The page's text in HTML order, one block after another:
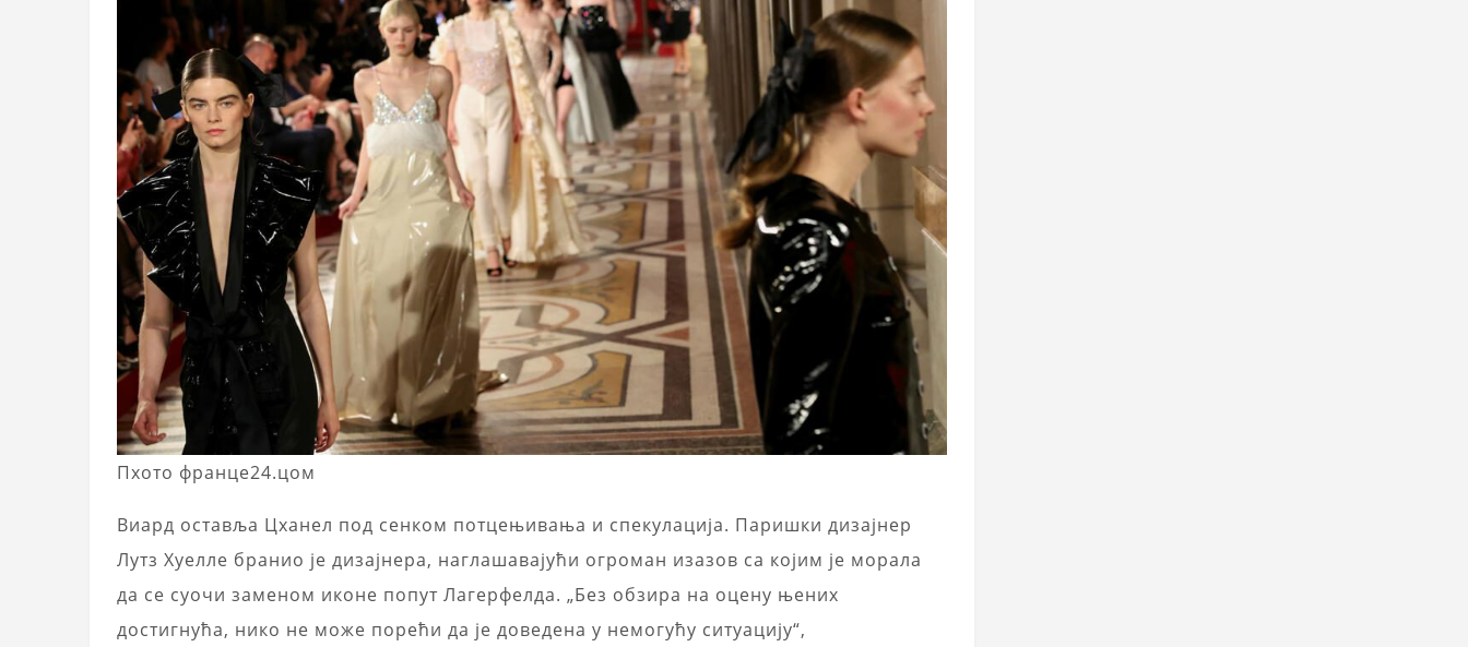
Пхото франце24.цом
Виард оставља Цханел под сенком потцењивања и спекулација. Паришки дизајнер
Лутз Хуелле бранио је дизајнера, наглашавајући огроман изазов са којим је морала
да се суочи заменом иконе попут Лагерфелда. „Без обзира на оцену њених
достигнућа, нико не може порећи да је доведена у немогућу ситуацију“,